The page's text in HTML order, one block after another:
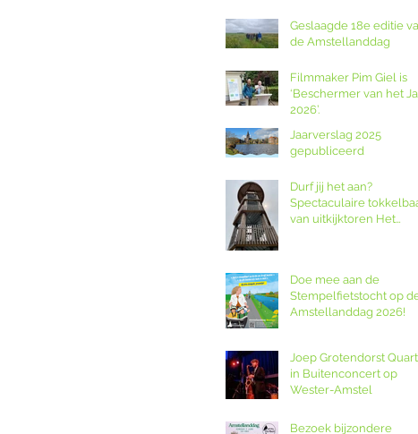
Geslaagde 18e editie
de Amstellanddag
Filmmaker Pim Giel is
‘Beschermer van het
2026’.
Jaarverslag 2025
gepubliceerd
Durf jij het aan?
Spectaculaire
van uitkijktoren Het
Doe mee aan de
Stempelfietstocht op
Amstellanddag 2026!
Joep Grotendorst
in Buitenconcert op
Wester-Amstel
Bezoek bijzondere